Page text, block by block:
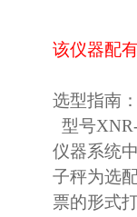
该仪器配
选型指南
型号
仪器系统
子秤为选
票的形式